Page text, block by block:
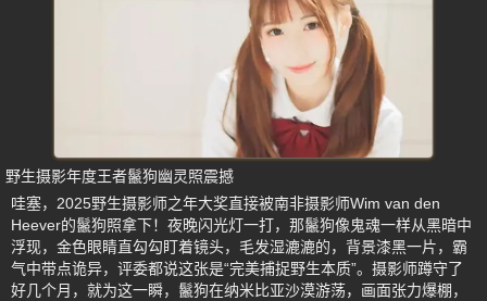
野生摄影年度王者鬣狗幽灵照震撼
哇塞，2025野生摄影师之年大奖直接被南非摄影师Wim van den
Heever的鬣狗照拿下！夜晚闪光灯一打，那鬣狗像鬼魂一样从黑暗中
浮现，金色眼睛直勾勾盯着镜头，毛发湿漉漉的，背景漆黑一片，霸
气中带点诡异，评委都说这张是“完美捕捉野生本质”。摄影师蹲守了
好几个月，就为这一瞬，鬣狗在纳米比亚沙漠游荡，画面张力爆棚，